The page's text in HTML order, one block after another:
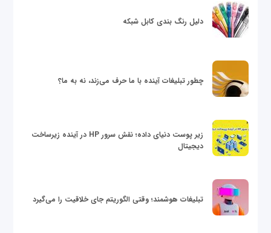
دلیل رنگ بندی کابل شبکه
چطور تبلیغات آینده با ما حرف می‌زند، نه به ما؟
زیر پوست دنیای داده؛ نقش سرور HP در آینده زیرساخت
دیجیتال
تبلیغات هوشمند؛ وقتی الگوریتم جای خلاقیت را می‌گیرد